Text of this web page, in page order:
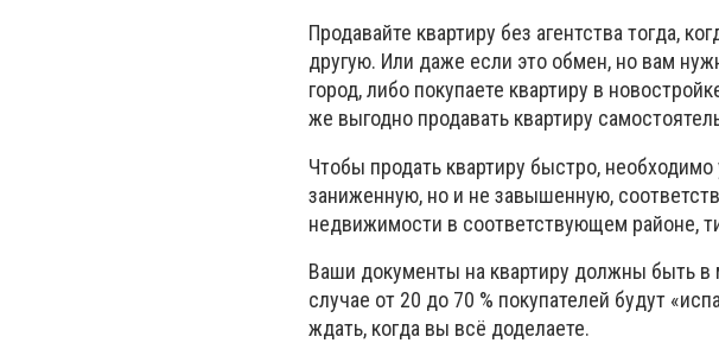
Продавайте квартиру без агентства тогда,
другую. Или даже если это обмен, но вам
город, либо покупаете квартиру в
же выгодно продавать квартиру
Чтобы продать квартиру быстро,
заниженную, но и не завышенную,
недвижимости в соответствующем районе,
Ваши документы на квартиру должны быть в
случае от 20 до 70 % покупателей будут
ждать, когда вы всё доделаете.